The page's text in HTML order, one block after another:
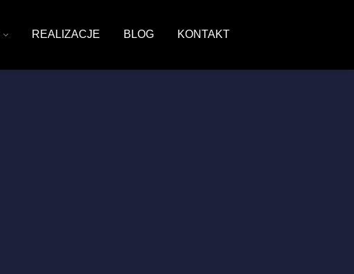
REALIZACJE BLOG KONTAKT